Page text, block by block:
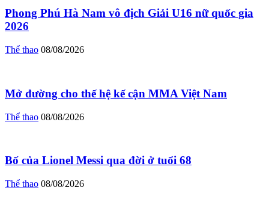
Phong Phú Hà Nam vô địch Giải U16 nữ quốc gia
2026
Thể thao 08/08/2026
Mở đường cho thế hệ kế cận MMA Việt Nam
Thể thao 08/08/2026
Bố của Lionel Messi qua đời ở tuổi 68
Thể thao 08/08/2026